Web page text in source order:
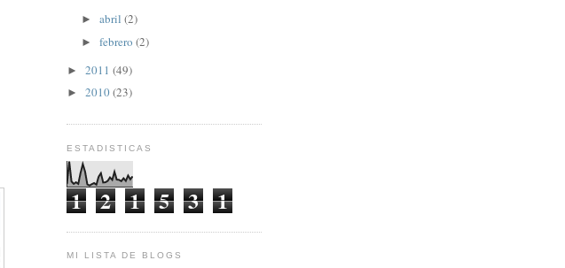
► abril (2)
► febrero (2)
► 2011 (49)
► 2010(23)
ESTADISTICAS
1 2 1 5 3 1
MI LISTA DE BLOGS